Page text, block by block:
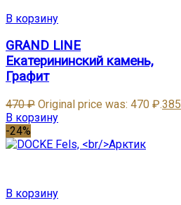
В корзину
GRAND LINE
Екатерининский камень,
Графит
470₽ Original price was: 470 ₽.385
В корзину
-24%
В корзину